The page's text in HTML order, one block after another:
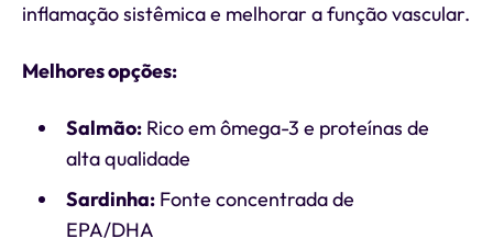
inflamação sistêmica e melhorar a função vascular.
Melhores opções:
Salmão:Rico em ômega-3 e proteínas de
alta qualidade
Sardinha:Fonte concentrada de
EPA/DHA